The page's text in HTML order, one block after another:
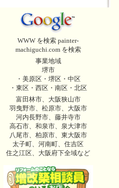
WWW を検索 painter-
machiguchi.com を検索
事業地域
堺市
・美原区・堺区・中区
・東区・西区・南区・北区
富田林市、大阪狭山市
羽曳野市、松原市、大阪市
河内長野市、藤井寺市
高石市、和泉市、泉大津市
八尾市、柏原市、東大阪市
太子町、河南町、住吉区
住之江区、大阪府下全域など